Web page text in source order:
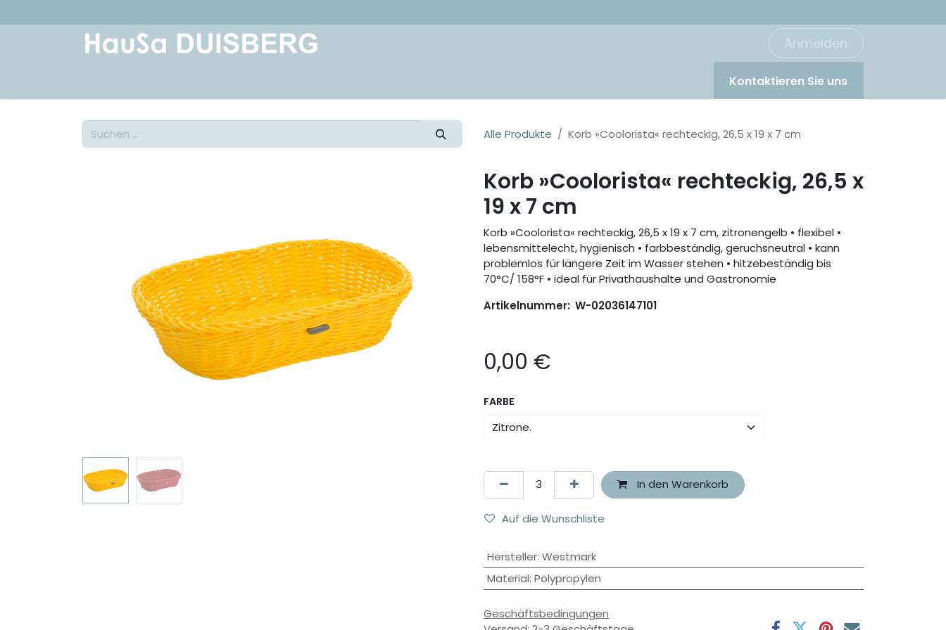
Anmelden
Kontaktieren Sie uns
Alle Produkte Korb »Coolorista« rechteckig, 26,5 x 19 x 7 cm
Korb »Coolorista« rechteckig, 26,5 x
19 x 7 cm
Korb »Coolorista« rechteckig, 26,5 x 19 x 7 cm, zitronengelb • flexibel •
lebensmittelecht, hygienisch • farbbeständig, geruchsneutral • kann
problemlos für längere Zeit im Wasser stehen • hitzebeständig bis
70°C/ 158°F • ideal für Privathaushalte und Gastronomie
Artikelnummer: W-02036147101
0,00 €
FARBE
In den Warenkorb
Auf die Wunschliste
Hersteller: Westmark
Material: Polypropylen
Geschäftsbedingungen